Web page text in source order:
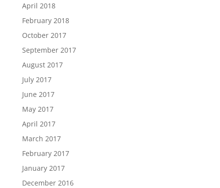
April 2018
February 2018
October 2017
September 2017
August 2017
July 2017
June 2017
May 2017
April 2017
March 2017
February 2017
January 2017
December 2016